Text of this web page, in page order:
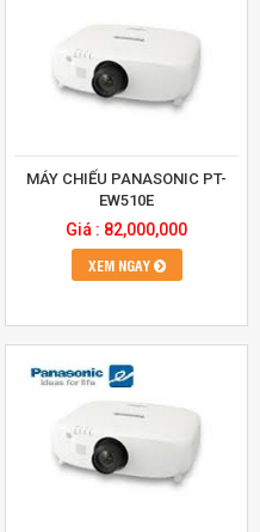
MÁY CHIẾU PANASONIC PT-
EW510E
Giá : 82,000,000
XEM NGAY